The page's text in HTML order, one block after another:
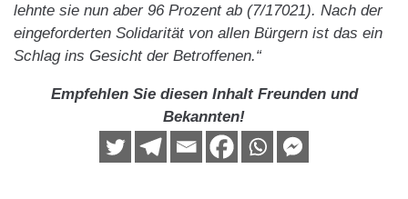
lehnte sie nun aber 96 Prozent ab (7/17021). Nach der
eingeforderten Solidarität von allen Bürgern ist das ein
Schlag ins Gesicht der Betroffenen.“
Empfehlen Sie diesen Inhalt Freunden und
Bekannten!